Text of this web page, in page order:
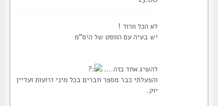
לא הכל וורוד !
יש בעיה עם הווסט של היס"מ
להשיג אחד כזה ...
והפעלתי כבר מספר חברים בכל מיני זרועות ועדיין